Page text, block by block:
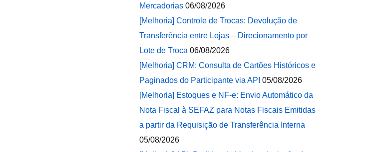
Mercadorias 06/08/2026
[Melhoria] Controle de Trocas: Devolução de
Transferência entre Lojas – Direcionamento por
Lote de Troca 06/08/2026
[Melhoria] CRM: Consulta de Cartões Históricos e
Paginados do Participante via API 05/08/2026
[Melhoria] Estoques e NF-e: Envio Automático da
Nota Fiscal à SEFAZ para Notas Fiscais Emitidas
a partir da Requisição de Transferência Interna
05/08/2026